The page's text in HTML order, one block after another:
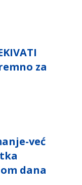
za
već
dana